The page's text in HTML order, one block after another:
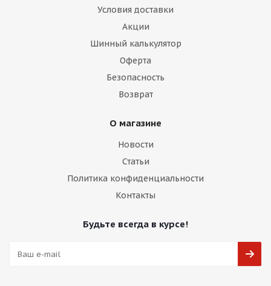
Условия доставки
Акции
Шинный калькулятор
Оферта
Безопасность
Возврат
О магазине
Новости
Статьи
Политика конфиденциальности
Контакты
Будьте всегда в курсе!